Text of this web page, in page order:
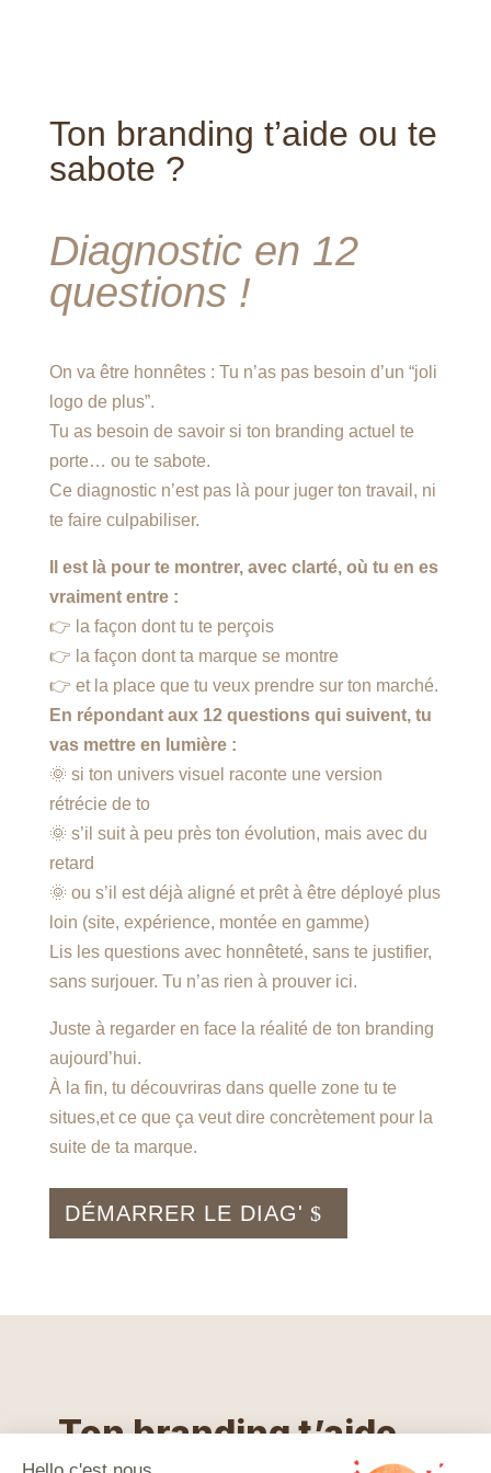
Ton branding t’aide ou te
sabote ?
Diagnostic en 12
questions !
On va être honnêtes : Tu n’as pas besoin d’un “joli
logo de plus”.
Tu as besoin de savoir si ton branding actuel te
porte… ou te sabote.
Ce diagnostic n’est pas là pour juger ton travail, ni
te faire culpabiliser.
Il est là pour te montrer, avec clarté, où tu en es
vraiment entre :
👉 la façon dont tu te perçois
👉 la façon dont ta marque se montre
👉 et la place que tu veux prendre sur ton marché.
En répondant aux 12 questions qui suivent, tu
vas mettre en lumière :
🌞 si ton univers visuel raconte une version
rétrécie de to
🌞 s’il suit à peu près ton évolution, mais avec du
retard
🌞 ou s’il est déjà aligné et prêt à être déployé plus
loin (site, expérience, montée en gamme)
Lis les questions avec honnêteté, sans te justifier,
sans surjouer. Tu n’as rien à prouver ici.
Juste à regarder en face la réalité de ton branding
aujourd’hui.
À la fin, tu découvriras dans quelle zone tu te
situes,et ce que ça veut dire concrètement pour la
suite de ta marque.
DÉMARRER LE DIAG'